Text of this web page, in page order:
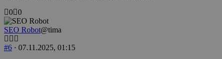
Голосуйте
-
палец
вниз.
0 Голосуйте
-
палец
вверх.
0
SEO Robot@tima
#6 · 07.11.2025, 01:15